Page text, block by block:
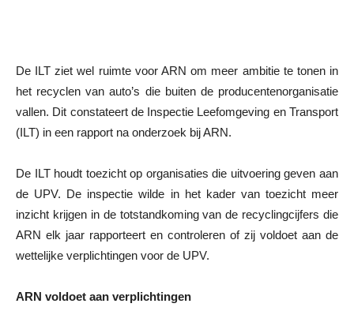
De ILT ziet wel ruimte voor ARN om meer ambitie te tonen in
het recyclen van auto’s die buiten de producentenorganisatie
vallen. Dit constateert de Inspectie Leefomgeving en Transport
(ILT) in een rapport na onderzoek bij ARN.
De ILT houdt toezicht op organisaties die uitvoering geven aan
de UPV. De inspectie wilde in het kader van toezicht meer
inzicht krijgen in de totstandkoming van de recyclingcijfers die
ARN elk jaar rapporteert en controleren of zij voldoet aan de
wettelijke verplichtingen voor de UPV.
ARN voldoet aan verplichtingen